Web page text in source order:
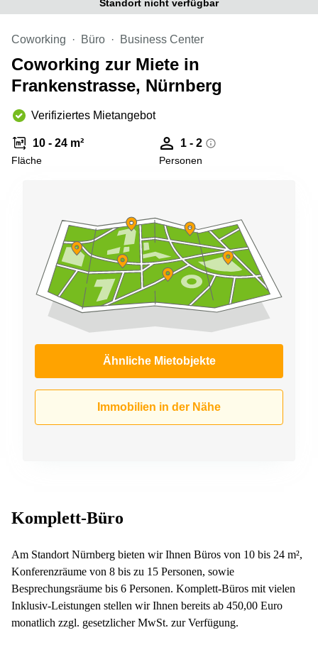
Berlin
Mitte
Büro
mieten
Tagungsraum
Büro
Nürnberg
Meetingraum
Berlin
Coworking
Frankfurter
Str. 720-
726 Köln
62 Köln
Erna-
Scheffler-
Str. 1A
Ludwig-
Erhard-
Straße 18
Hamburg
Standort nicht verfügbar
Coworking Büro Business Center
Coworking zur Miete in
Frankenstrasse, Nürnberg
Verifiziertes Mietangebot
10 - 24 m²
Fläche
1 - 2
Personen
Ähnliche Mietobjekte
Immobilien in der Nähe
Komplett-Büro
Am Standort Nürnberg bieten wir Ihnen Büros von 10 bis 24 m²,
Konferenzräume von 8 bis zu 15 Personen, sowie
Besprechungsräume bis 6 Personen. Komplett-Büros mit vielen
Inklusiv-Leistungen stellen wir Ihnen bereits ab 450,00 Euro
monatlich zzgl. gesetzlicher MwSt. zur Verfügung.